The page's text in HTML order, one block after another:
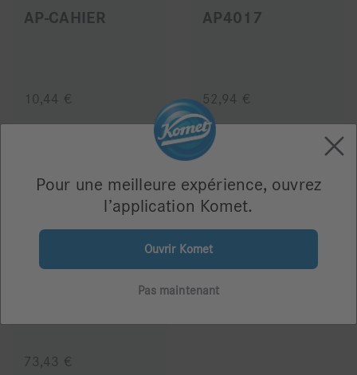
AP-CAHIER
10,44 €
AP4017
52,94 €
73,43 €
Pour une meilleure expérience, ouvrez
l’application Komet.
Ouvrir Komet
Pas maintenant